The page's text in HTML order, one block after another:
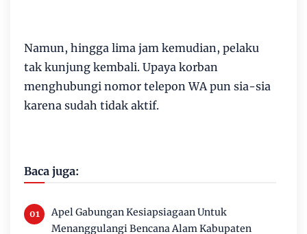
Namun, hingga lima jam kemudian, pelaku
tak kunjung kembali. Upaya korban
menghubungi nomor telepon WA pun sia-sia
karena sudah tidak aktif.
Baca juga:
Apel Gabungan Kesiapsiagaan Untuk
Menanggulangi Bencana Alam Kabupaten